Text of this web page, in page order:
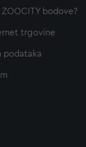
bodove?
trgovine
podataka